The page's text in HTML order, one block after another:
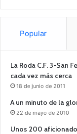
Popular
La Roda C.F. 3-San
cada vez más cerca
18 de junio de 2011
A un minuto de la
22 de mayo de 2010
Unos 200